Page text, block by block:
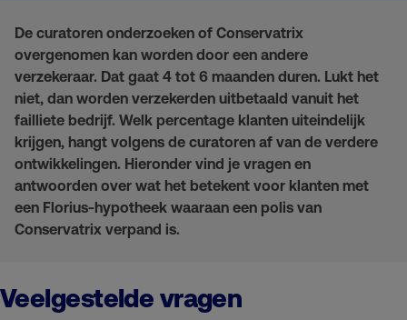
De curatoren onderzoeken of Conservatrix
overgenomen kan worden door een andere
verzekeraar. Dat gaat 4 tot 6 maanden duren. Lukt het
niet, dan worden verzekerden uitbetaald vanuit het
failliete bedrijf. Welk percentage klanten uiteindelijk
krijgen, hangt volgens de curatoren af van de verdere
ontwikkelingen. Hieronder vind je vragen en
antwoorden over wat het betekent voor klanten met
een Florius-hypotheek waaraan een polis van
Conservatrix verpand is.
Veelgestelde vragen